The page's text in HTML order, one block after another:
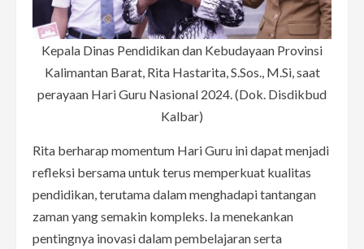
Kepala Dinas Pendidikan dan Kebudayaan Provinsi
Kalimantan Barat, Rita Hastarita, S.Sos., M.Si, saat
perayaan Hari Guru Nasional 2024. (Dok. Disdikbud
Kalbar)
Rita berharap momentum Hari Guru ini dapat menjadi
refleksi bersama untuk terus memperkuat kualitas
pendidikan, terutama dalam menghadapi tantangan
zaman yang semakin kompleks. Ia menekankan
pentingnya inovasi dalam pembelajaran serta